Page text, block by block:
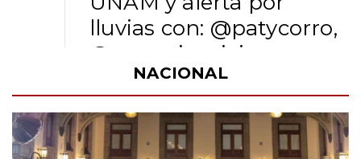
lluvias con: @patycorro,
@yazcurinoticias
@alvado_Rmx_V y
@ojedapepe.
NACIONAL